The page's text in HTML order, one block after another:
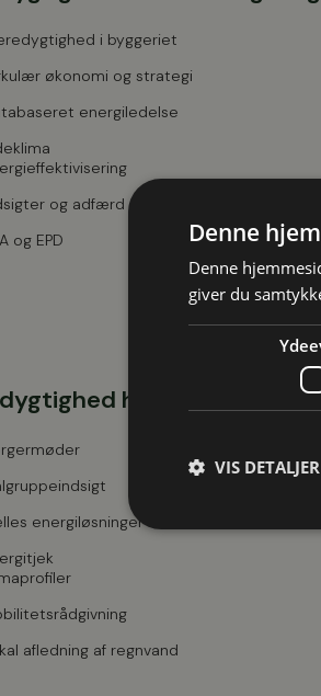
i byggeriet
økonomi og strategi
energiledelse
og adfærd
og EPD
hos borgere
energiløsninger
afledning af regnvand
Denne
Denne
giver du
VIS DETALJER